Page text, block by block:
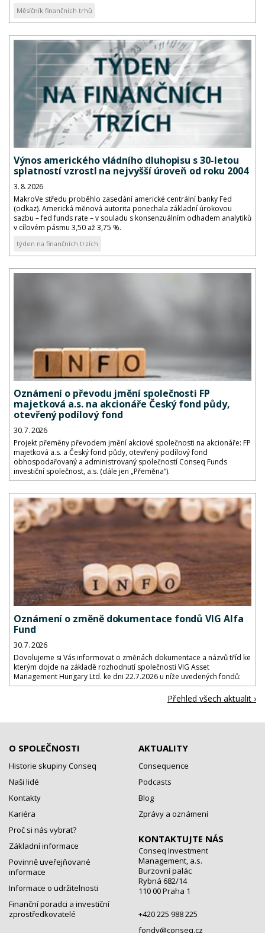
Měsíčník finančních trhů
Výnos amerického vládního dluhopisu s 30-letou
splatností vzrostl na nejvyšší úroveň od roku 2004
3. 8. 2026
MakroVe středu proběhlo zasedání americké centrální banky Fed
(odkaz). Americká měnová autorita ponechala základní úrokovou
sazbu – fed funds rate – v souladu s konsenzuálním odhadem analytiků
v cílovém pásmu 3,50 až 3,75 %.
týden na finančních trzích
Oznámení o převodu jmění společnosti FP
majetková a.s. na akcionáře Český fond půdy,
otevřený podílový fond
30. 7. 2026
Projekt přeměny převodem jmění akciové společnosti na akcionáře: FP
majetková a.s. a Český fond půdy, otevřený podílový fond
obhospodařovaný a administrovaný společností Conseq Funds
investiční společnost, a.s. (dále jen „Přeměna“).
Oznámení o změně dokumentace fondů VIG Alfa
Fund
30. 7. 2026
Dovolujeme si Vás informovat o změnách dokumentace a názvů tříd ke
kterým dojde na základě rozhodnutí společnosti VIG Asset
Management Hungary Ltd. ke dni 22.7.2026 u níže uvedených fondů:
Přehled všech aktualit ›
O SPOLEČNOSTI
Historie skupiny Conseq
Naši lidé
Kontakty
Kariéra
Proč si nás vybrat?
Základní informace
Povinně uveřejňované
informace
Informace o udržitelnosti
Finanční poradci a investiční
zprostředkovatelé
AKTUALITY
Consequence
Podcasts
Blog
Zprávy a oznámení
KONTAKTUJTE NÁS
Conseq Investment
Management, a.s.
Burzovní palác
Rybná 682/14
110 00 Praha 1
+420 225 988 225
fondy@conseq.cz